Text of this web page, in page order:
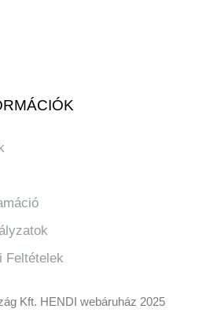
Feltételek
Kft. HENDI webáruház 2025